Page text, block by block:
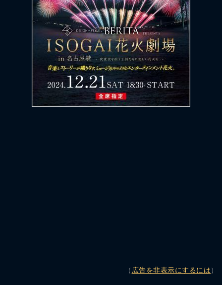
（ 広告を非表示にするには ）